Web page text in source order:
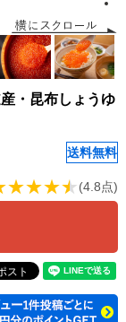
・昆布しょうゆ
送料無料
(4.8点)